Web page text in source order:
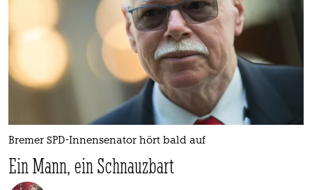
Bremer SPD-Innensenator hört bald auf
Ein Mann, ein Schnauzbart